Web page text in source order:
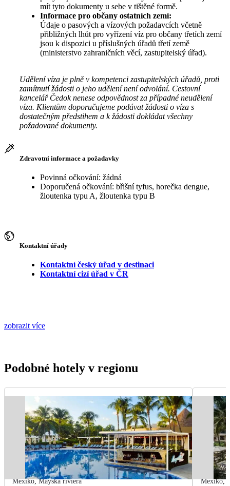
mít tyto dokumenty u sebe v tištěné formě.
Informace pro občany ostatních zemí:
Údaje o pasových a vízových požadavcích včetně
přibližných lhůt pro vyřízení víz pro občany třetích zemí
jsou k dispozici u příslušných úřadů třetí země
(ministerstvo zahraničních věcí, zastupitelský úřad).
Udělení víza je plně v kompetenci zastupitelských úřadů, proti
zamítnutí žádosti o jeho udělení není odvolání. Cestovní
kancelář Čedok nenese odpovědnost za případné neudělení
víza. Klientům doporučujeme podávat žádosti o víza s
dostatečným předstihem a k žádosti dokládat všechny
požadované dokumenty.
Zdravotní informace a požadavky
Povinná očkování: žádná
Doporučená očkování: břišní tyfus, horečka dengue,
žloutenka typu A, žloutenka typu B
Kontaktní úřady
Kontaktní český úřad v destinaci
Kontaktní cizí úřad v ČR
zobrazit více
Podobné hotely v regionu
Mexiko,Mayská riviéra Mexiko,